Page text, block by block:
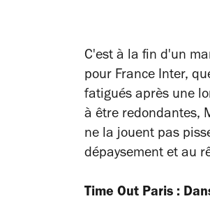
C'est à la fin d'un
pour France Inter,
fatigués après une
à être redondantes,
ne la jouent pas
dépaysement et au
Time Out Paris :